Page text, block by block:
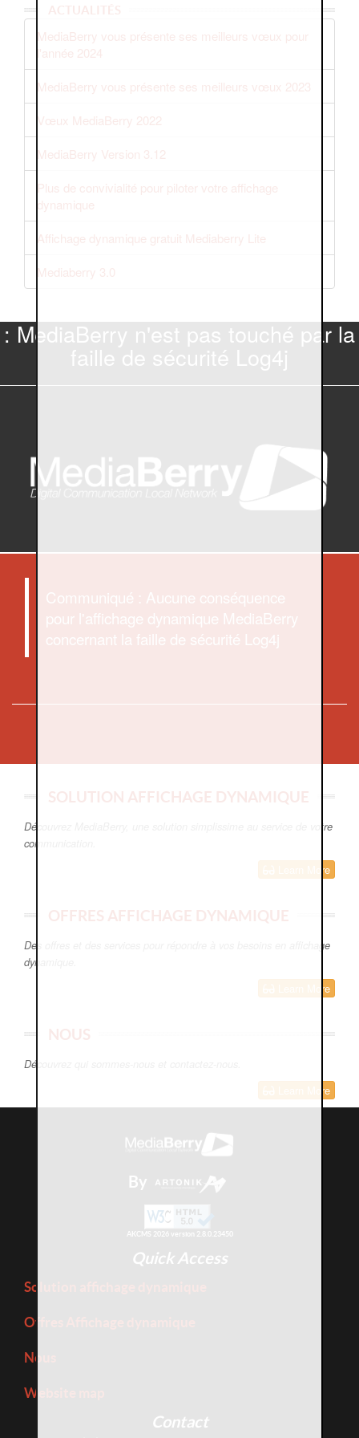
ACTUALITÉS
MediaBerry vous présente ses meilleurs vœux pour
l'année 2024
MediaBerry vous présente ses meilleurs vœux 2023
Vœux MediaBerry 2022
MediaBerry Version 3.12
Plus de convivialité pour piloter votre affichage
dynamique
Affichage dynamique gratuit Mediaberry Lite
Mediaberry 3.0
: MediaBerry n'est pas touché par la
Communiqué : Aucune conséquence
pour l'affichage dynamique MediaBerry
concernant la faille de sécurité Log4j
SOLUTION AFFICHAGE DYNAMIQUE
Découvrez MediaBerry, une solution simplissime au service de votre
communication.
Learn More
OFFRES AFFICHAGE DYNAMIQUE
Des offres et des services pour répondre à vos besoins en affichage
dynamique.
Learn More
NOUS
Découvrez qui sommes-nous et contactez-nous.
Learn More
By
AKCMS 2026 version 2.8.0.23450
Quick Access
Solution affichage dynamique
Offres Affichage dynamique
Nous
Website map
Contact